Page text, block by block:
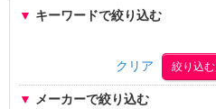
▼ キーワードで絞り込む
クリア
▼ メーカーで絞り込む